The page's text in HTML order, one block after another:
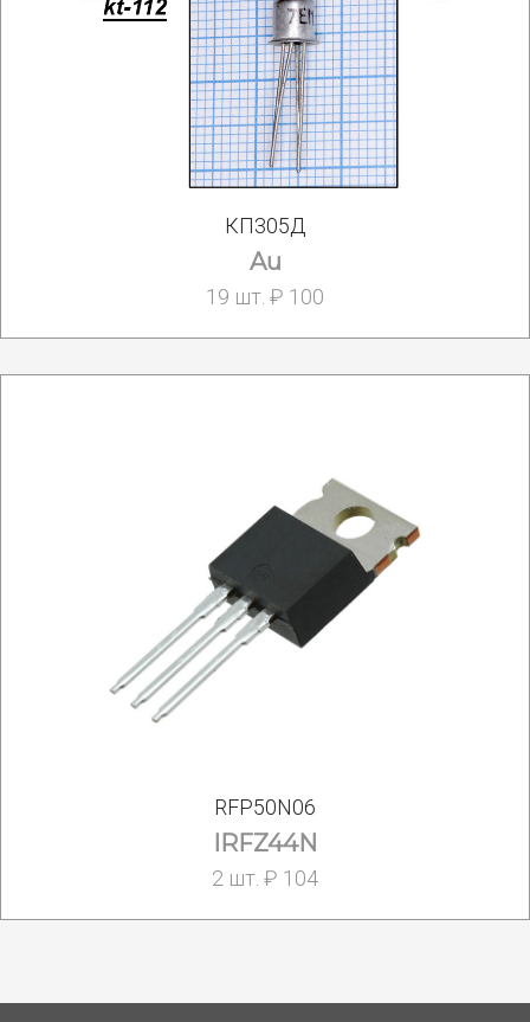
КП305Д
Au
19 шт. ₽ 100
RFP50N06
IRFZ44N
2 шт. ₽ 104